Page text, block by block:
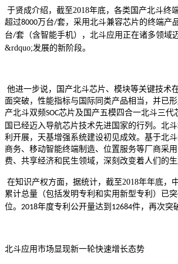
于贤成介绍，截至2018年底，各类国产北斗终
超过8000 万台/套，采用北斗兼容芯片的终端产
台/套（含智能手机），北斗应用正在诸多领域
&rdquo;发展的新阶段。
他进一步说，国产北斗芯片、模块等关键技术
面突破，性能指标与国际同类产品相当，并已
产北斗双频SOC芯片及国产五模四合一北斗三代
国已经迈入导航芯片技术先进国家的行列。北
利开展，天基增强系统建设初见成效。基于北
商务、移动智能终端制造、位置服务等厂商采
费、共享经济和民生领域，深刻改变着人们的生
在知识产权方面，据统计，截至2018年年底，
累计总量（包括发明专利和实用新型专利）已
位。 2018年度专利公开量达到 12684件，再次突
北斗应用市场显现新一轮快速增长态势